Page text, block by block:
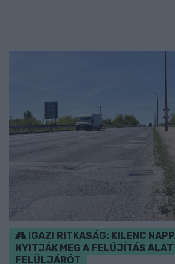
IGAZI RITKASÁG: KILENC
NYITJÁK MEG A FELÚJÍTÁS
FELÜLJÁRÓT